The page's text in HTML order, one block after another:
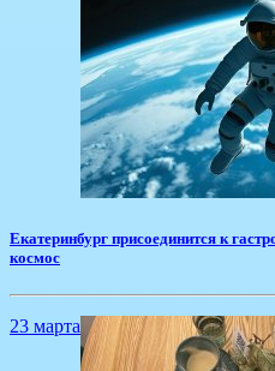
​Екатеринбург присоединится к
космос
23 марта